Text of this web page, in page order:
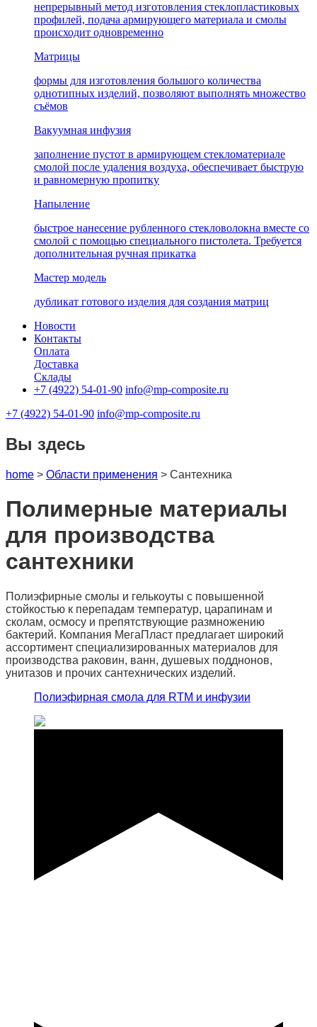
непрерывный метод изготовления стеклопластиковых
профилей, подача армирующего материала и смолы
происходит одновременно
Матрицы
формы для изготовления большого количества
однотипных изделий, позволяют выполнять множество
съёмов
Вакуумная инфузия
заполнение пустот в армирующем стекломатериале
смолой после удаления воздуха, обеспечивает быструю
и равномерную пропитку
Напыление
быстрое нанесение рубленного стекловолокна вместе со
смолой с помощью специального пистолета. Требуется
дополнительная ручная прикатка
Мастер модель
дубликат готового изделия для создания матриц
Новости
Контакты
Оплата
Доставка
Склады
+7 (4922) 54-01-90 info@mp-composite.ru
+7 (4922) 54-01-90 info@mp-composite.ru
Вы здесь
home > Области применения > Сантехника
Полимерные материалы
для производства
сантехники
Полиэфирные смолы и гелькоуты с повышенной
стойкостью к перепадам температур, царапинам и
сколам, осмосу и препятствующие размножению
бактерий. Компания МегаПласт предлагает широкий
ассортимент специализированных материалов для
производства раковин, ванн, душевых подднонов,
унитазов и прочих сантехнических изделий.
Полиэфирная смола для RTM и инфузии